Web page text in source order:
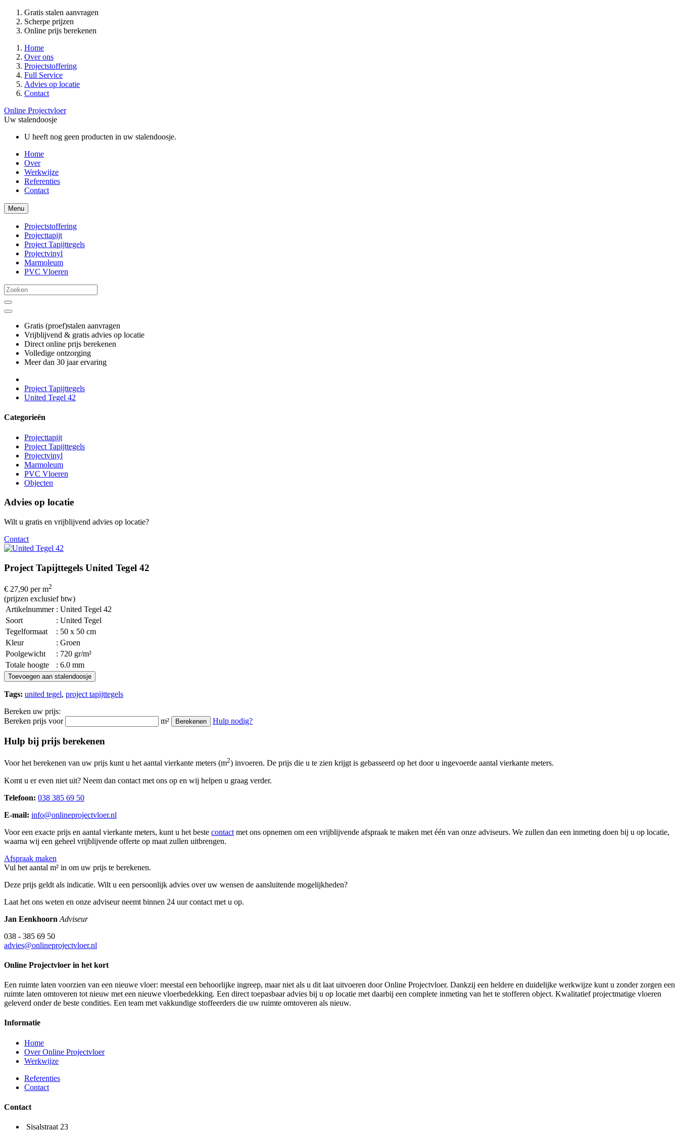
Gratis stalen aanvragen
Scherpe prijzen
Online prijs berekenen
Home
Over ons
Projectstoffering
Full Service
Advies op locatie
Contact
Online Projectvloer
Uw stalendoosje
U heeft nog geen producten in uw stalendoosje.
Home
Over
Werkwijze
Referenties
Contact
Menu
Projectstoffering
Projecttapijt
Project Tapijttegels
Projectvinyl
Marmoleum
PVC Vloeren
Gratis (proef)stalen aanvragen
Vrijblijvend & gratis advies op locatie
Direct online prijs berekenen
Volledige ontzorging
Meer dan 30 jaar ervaring
Project Tapijttegels
United Tegel 42
Categorieën
Projecttapijt
Project Tapijttegels
Projectvinyl
Marmoleum
PVC Vloeren
Objecten
Advies op locatie
Wilt u gratis en vrijblijvend advies op locatie?
Contact
Project Tapijttegels United Tegel 42
€ 27,90 per m2
(prijzen exclusief btw)
Artikelnummer : United Tegel 42
Soort
: United Tegel
Tegelformaat
: 50 x 50 cm
Kleur
: Groen
Poolgewicht
: 720 gr/m²
Totale hoogte
: 6.0 mm
Toevoegen aan stalendoosje
Tags: united tegel, project tapijttegels
Bereken uw prijs:
Bereken prijs voor
m² Berekenen Hulp nodig?
Hulp bij prijs berekenen
Voor het berekenen van uw prijs kunt u het aantal vierkante meters (m2) invoeren. De prijs die u te zien krijgt is gebasseerd op het door u ingevoerde aantal vierkante meters.
Komt u er even niet uit? Neem dan contact met ons op en wij helpen u graag verder.
Telefoon: 038 385 69 50
E-mail: info@onlineprojectvloer.nl
Voor een exacte prijs en aantal vierkante meters, kunt u het beste contact met ons opnemen om een vrijblijvende afspraak te maken met één van onze adviseurs. We zullen dan een inmeting doen bij u op locatie,
waarna wij een geheel vrijblijvende offerte op maat zullen uitbrengen.
Afspraak maken
Vul het aantal m² in om uw prijs te berekenen.
Deze prijs geldt als indicatie. Wilt u een persoonlijk advies over uw wensen de aansluitende mogelijkheden?
Laat het ons weten en onze adviseur neemt binnen 24 uur contact met u op.
Jan Eenkhoorn Adviseur
038 - 385 69 50
advies@onlineprojectvloer.nl
Online Projectvloer in het kort
Een ruimte laten voorzien van een nieuwe vloer: meestal een behoorlijke ingreep, maar niet als u dit laat uitvoeren door Online Projectvloer. Dankzij een heldere en duidelijke werkwijze kunt u zonder zorgen een
ruimte laten omtoveren tot nieuw met een nieuwe vloerbedekking. Een direct toepasbaar advies bij u op locatie met daarbij een complete inmeting van het te stofferen object. Kwalitatief projectmatige vloeren
geleverd onder de beste condities. Een team met vakkundige stoffeerders die uw ruimte omtoveren als nieuw.
Informatie
Home
Over Online Projectvloer
Werkwijze
Referenties
Contact
Contact
Sisalstraat 23